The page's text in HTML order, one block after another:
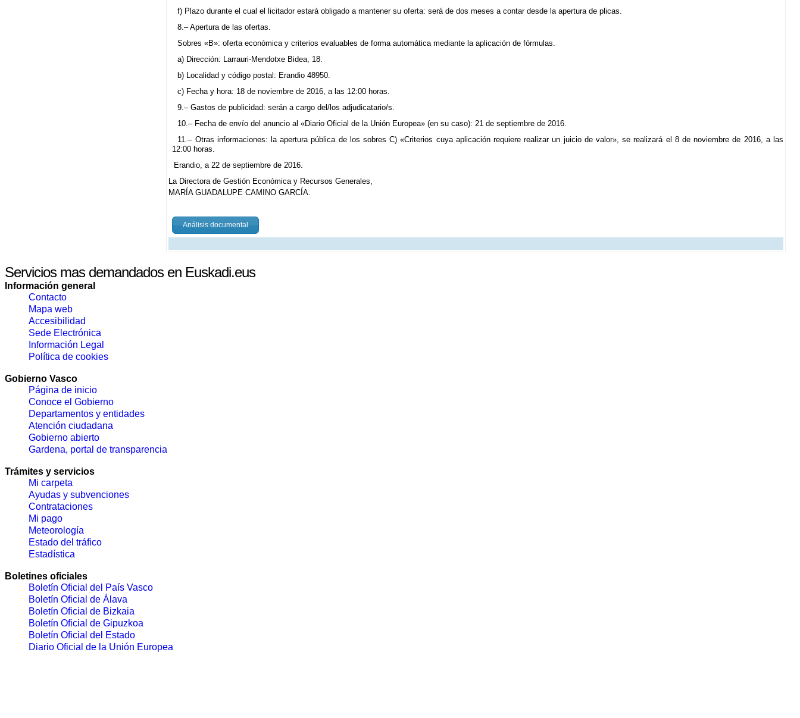
f) Plazo durante el cual el licitador estará obligado a mantener su oferta: será de dos meses a contar desde la apertura de plicas.
8.– Apertura de las ofertas.
Sobres «B»: oferta económica y criterios evaluables de forma automática mediante la aplicación de fórmulas.
a) Dirección: Larrauri-Mendotxe Bidea, 18.
b) Localidad y código postal: Erandio 48950.
c) Fecha y hora: 18 de noviembre de 2016, a las 12:00 horas.
9.– Gastos de publicidad: serán a cargo del/los adjudicatario/s.
10.– Fecha de envío del anuncio al «Diario Oficial de la Unión Europea» (en su caso): 21 de septiembre de 2016.
11.– Otras informaciones: la apertura pública de los sobres C) «Criterios cuya aplicación requiere realizar un juicio de valor», se realizará el 8 de noviembre de 2016, a las
12:00 horas.
Erandio, a 22 de septiembre de 2016.
La Directora de Gestión Económica y Recursos Generales,
MARÍA GUADALUPE CAMINO GARCÍA.
Análisis documental
Servicios mas demandados en Euskadi.eus
Información general
Contacto
Mapa web
Accesibilidad
Sede Electrónica
Información Legal
Política de cookies
Gobierno Vasco
Página de inicio
Conoce el Gobierno
Departamentos y entidades
Atención ciudadana
Gobierno abierto
Gardena, portal de transparencia
Trámites y servicios
Mi carpeta
Ayudas y subvenciones
Contrataciones
Mi pago
Meteorología
Estado del tráfico
Estadística
Boletines oficiales
Boletín Oficial del País Vasco
Boletín Oficial de Álava
Boletín Oficial de Bizkaia
Boletín Oficial de Gipuzkoa
Boletín Oficial del Estado
Diario Oficial de la Unión Europea